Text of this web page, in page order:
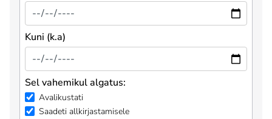
Kuni (k.a)
Sel vahemikul algatus:
Avalikustati
Saadeti allkirjastamisele